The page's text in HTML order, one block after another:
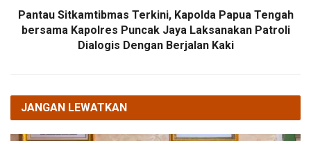
Pantau Sitkamtibmas Terkini, Kapolda Papua Tengah
bersama Kapolres Puncak Jaya Laksanakan Patroli
Dialogis Dengan Berjalan Kaki
JANGAN LEWATKAN